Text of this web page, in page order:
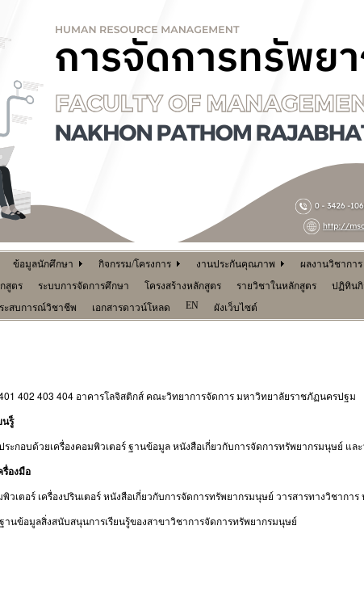
ข้อมูลนักศึกษา กิจกรรม/โครงการ งานประกันคุณภาพ ผลงานวิชากา
สูตร ระบบการจัดการศึกษา โครงสร้างหลักสูตร รายวิชาในหลักสูตร ปฏิทินกิ
ะสบการณ์วิชาชีพ เอกสารดาวน์โหลด EN ผังเว็บไซต์
402 403 404 อาคารโลจิสติกส์ คณะวิทยาการจัดการ มหาวิทยาลัยราชภัฏนครปฐม
นรู็
ระกอบด้วยเครื่องคอมพิวเตอร์ ฐานข้อมูล หนังสือเกี่ยวกับการจัดการทรัพยากรมนุษย์ แล
องมือ
พิวเตอร์ เครื่องปรินเตอร์ หนังสือเกี่ยวกับการจัดการทรัพยากรมนุษย์ วารสารทางวิชาการ
านข้อมูลสิ่งสนับสนุนการเรียนรู้ของสาขาวิชาการจัดการทรัพยากรมนุษย์